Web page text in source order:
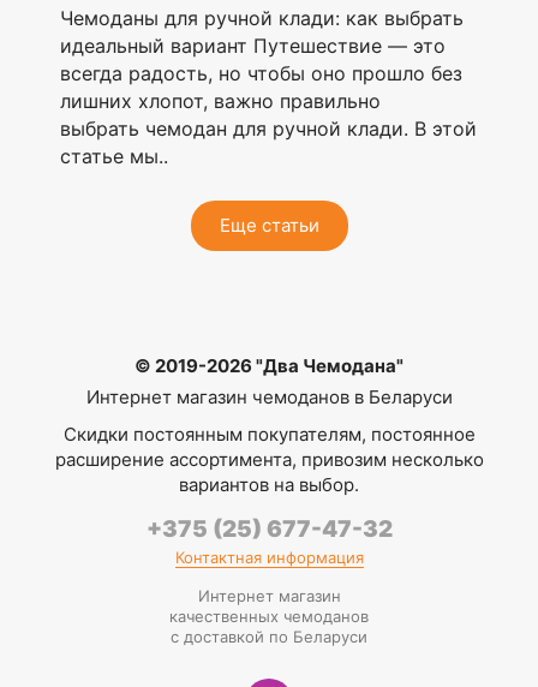
Чемоданы для ручной клади: как выбрать
идеальный вариант Путешествие — это
всегда радость, но чтобы оно прошло без
лишних хлопот, важно правильно
выбрать чемодан для ручной клади. В этой
статье мы..
Еще статьи
© 2019-2026 "Два Чемодана"
Интернет магазин чемоданов в Беларуси
Скидки постоянным покупателям, постоянное
расширение ассортимента, привозим несколько
вариантов на выбор.
+375 (25) 677-47-32
Контактная информация
Интернет магазин
качественных чемоданов
с доставкой по Беларуси